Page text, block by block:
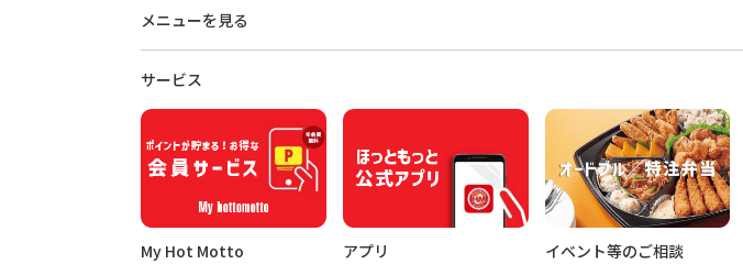
メニューを見る
サービス
My Hot Motto アプリ イベント等のご相談